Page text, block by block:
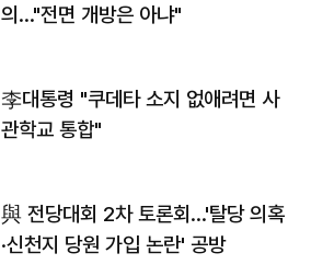
의…"전면 개방은 아냐"
李대통령 "쿠데타 소지 없애려면 사
관학교 통합"
與 전당대회 2차 토론회…'탈당 의혹
·신천지 당원 가입 논란' 공방